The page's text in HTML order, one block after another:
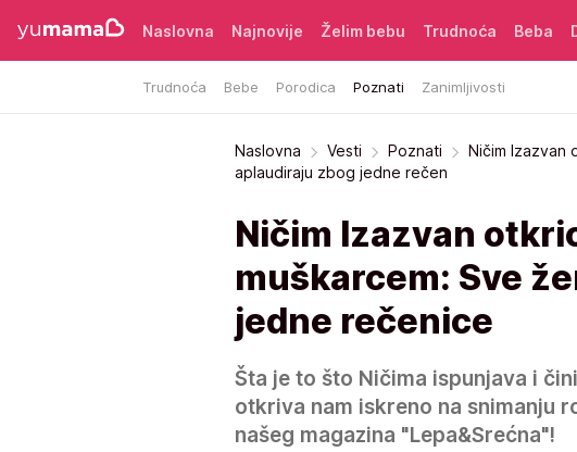
Naslovna Najnovije Želim bebu Trudnoća Beba
Trudnoća Bebe Porodica Poznati Zanimljivosti
Naslovna Vesti Poznati
Ničim Izazvan
aplaudiraju zbog jedne rečen
Ničim Izazvan
muškarcem: Sve
jedne rečenice
Šta je to što Ničima ispunjava i
otkriva nam iskreno na snimanju
našeg magazina "Lepa&Srećna"!